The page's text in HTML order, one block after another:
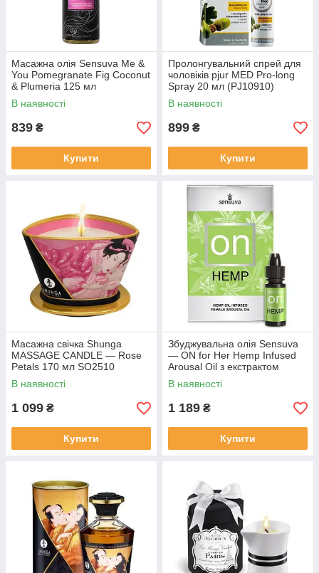
Масажна олія Sensuva Me &
You Pomegranate Fig Coconut
& Plumeria 125 мл
В наявності
839 ₴
Купити
Пролонгувальний спрей для
чоловіків pjur MED Pro-long
Spray 20 мл (PJ10910)
В наявності
899 ₴
Купити
Масажна свічка Shunga
MASSAGE CANDLE — Rose
Petals 170 мл SO2510
В наявності
1 099 ₴
Купити
Збуджувальна олія Sensuva
— ON for Her Hemp Infused
Arousal Oil з екстрактом
коноплі 5 мл (SO3178)
В наявності
1 189 ₴
Купити